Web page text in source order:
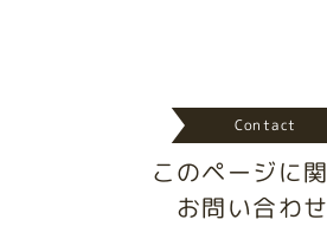
Contact
このページに
お問い合わ